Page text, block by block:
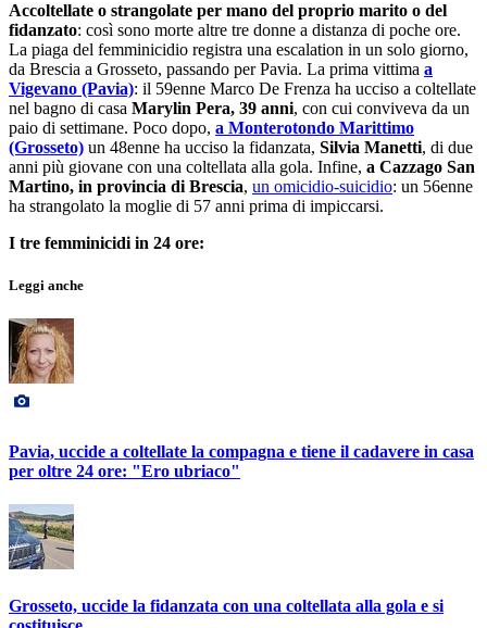
Accoltellate o strangolate per mano del proprio marito o del
fidanzato: così sono morte altre tre donne a distanza di poche ore.
La piaga del femminicidio registra una escalation in un solo giorno,
da Brescia a Grosseto, passando per Pavia. La prima vittima a
Vigevano (Pavia): il 59enne Marco De Frenza ha ucciso a coltellate
nel bagno di casa Marylin Pera, 39 anni, con cui conviveva da un
paio di settimane. Poco dopo, a Monterotondo Marittimo
(Grosseto) un 48enne ha ucciso la fidanzata, Silvia Manetti, di due
anni più giovane con una coltellata alla gola. Infine, a Cazzago San
Martino, in provincia di Brescia, un omicidio-suicidio: un 56enne
ha strangolato la moglie di 57 anni prima di impiccarsi.
I tre femminicidi in 24 ore:
Leggi anche
Pavia, uccide a coltellate la compagna e tiene il cadavere in casa
per oltre 24 ore: "Ero ubriaco"
Grosseto, uccide la fidanzata con una coltellata alla gola e si